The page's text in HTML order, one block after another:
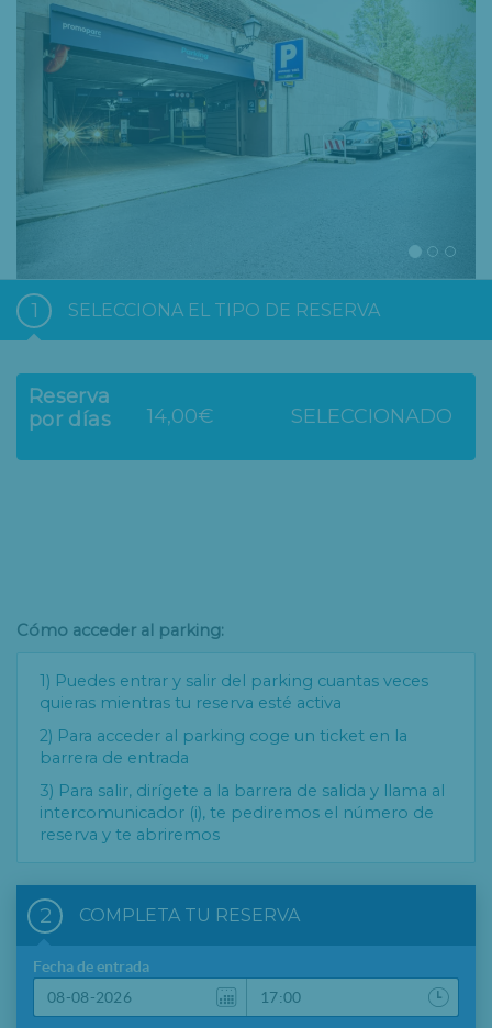
1 SELECCIONA EL TIPO DE RESERVA
Reserva
por días
14,00€ SELECCIONADO
Cómo acceder al parking:
1) Puedes entrar y salir del parking cuantas veces
quieras mientras tu reserva esté activa
2) Para acceder al parking coge un ticket en la
barrera de entrada
3) Para salir, dirígete a la barrera de salida y llama al
intercomunicador (i), te pediremos el número de
reserva y te abriremos
2 COMPLETA TU RESERVA
Fecha de entrada